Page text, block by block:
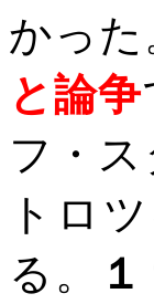
かっ
と論争
フ・
トロ
る。